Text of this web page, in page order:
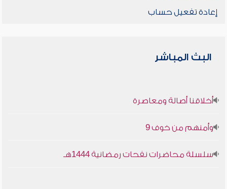
إعادة تفعيل حساب
البث المباشر
أخلاقنا أصالة ومعاصرة
وأمنهم من خوف 9
سلسلة محاضرات نفحات رمضانية 1444هـ